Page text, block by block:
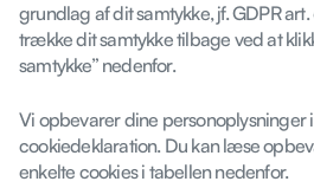
grundlag af dit samtykke, jf. GDPR art.
trække dit samtykke tilbage ved at
samtykke” nedenfor.
Vi opbevarer dine personoplysninger
cookiedeklaration. Du kan læse
enkelte cookies i tabellen nedenfor.